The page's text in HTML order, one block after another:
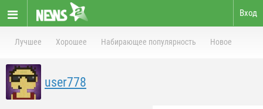
Вход
Лучшее Хорошее Набирающее популярность Новое
user778